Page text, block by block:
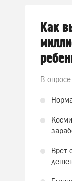
Как
В
Врет